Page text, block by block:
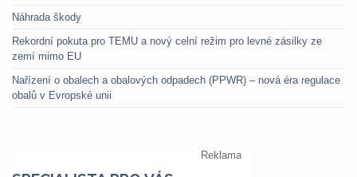
Náhrada škody
Rekordní pokuta pro TEMU a nový celní režim pro levné zásilky ze
zemí mimo EU
Nařízení o obalech a obalových odpadech (PPWR) – nová éra regulace
obalů v Evropské unii